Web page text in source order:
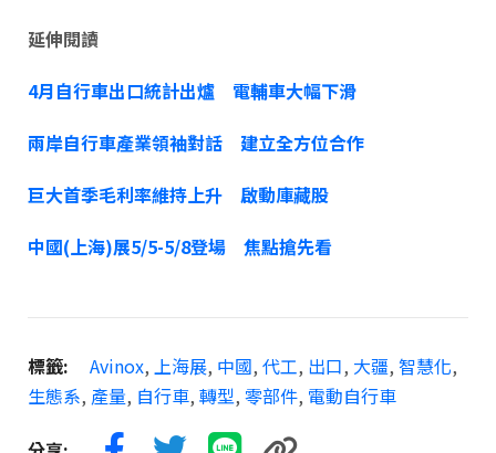
延伸閱讀
4月自行車出口統計出爐 電輔車大幅下滑
兩岸自行車產業領袖對話 建立全方位合作
巨大首季毛利率維持上升 啟動庫藏股
中國(上海)展5/5-5/8登場 焦點搶先看
標籤: Avinox, 上海展, 中國, 代工, 出口, 大疆, 智慧化,
生態系, 產量, 自行車, 轉型, 零部件, 電動自行車